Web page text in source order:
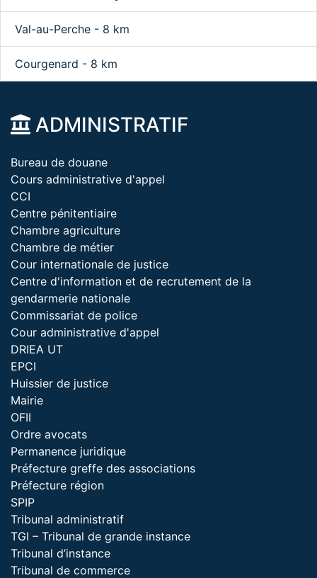
Val-au-Perche - 8 km
Courgenard - 8 km
ADMINISTRATIF
Bureau de douane
Cours administrative d'appel
CCI
Centre pénitentiaire
Chambre agriculture
Chambre de métier
Cour internationale de justice
Centre d'information et de recrutement de la
gendarmerie nationale
Commissariat de police
Cour administrative d'appel
DRIEA UT
EPCI
Huissier de justice
Mairie
OFII
Ordre avocats
Permanence juridique
Préfecture greffe des associations
Préfecture région
SPIP
Tribunal administratif
TGI – Tribunal de grande instance
Tribunal d’instance
Tribunal de commerce